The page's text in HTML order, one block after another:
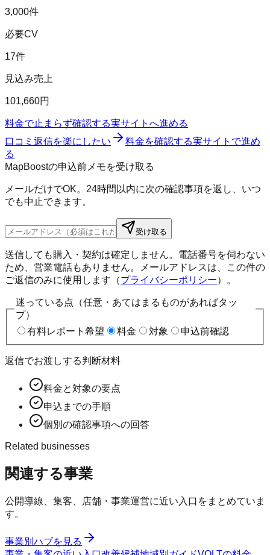
3,000件
必要CV
17件
見込み売上
101,660円
料金で止まらず確認する実サイトへ進める
口コミ返信を楽にしたい
料金を確認する実サイトで進め
る
MapBoostの申込前メモを受け取る
メールだけでOK。24時間以内に次の確認事項を返し、いつ
でも中止できます。
受け取る
送信しても購入・契約は確定しません。電話番号を伺わない
ため、営業電話もありません。メールアドレスは、この件の
ご返信のみに使用します（プライバシーポリシー）。
迷っている点（任意・あてはまるものがあればタッ
プ）
有料レポート希望
料金 対象 申込前確認
返信でお渡しする判断材料
料金と対象の要点
申込までの手順
個別の確認事項への回答
Related businesses
関連する事業
公開導線、集客、店舗・事業運営に近い入口をまとめていま
す。
事業別ハブを見る